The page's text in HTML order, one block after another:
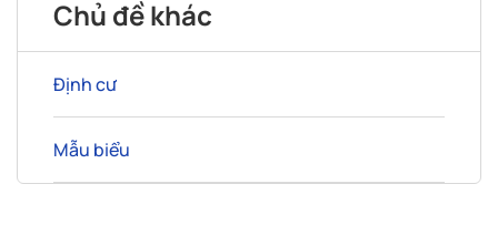
Chủ đề khác
Định cư
Mẫu biểu